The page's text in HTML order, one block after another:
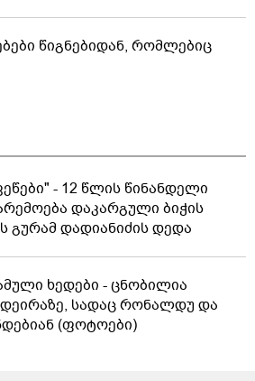
წიგნებიდან, რომლებიც
- 12 წლის წინანდელი
დაკარგული ბიჭის
გურამ დადიანიძის დედა
ხედები - ცნობილია
სადაც რონალდუ და
(ფოტოები)